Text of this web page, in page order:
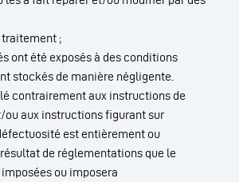
;
ont été exposés à des conditions
stockés de manière négligente.
contrairement aux instructions de
ou aux instructions figurant sur
est entièrement ou
de réglementations que le
ou imposera